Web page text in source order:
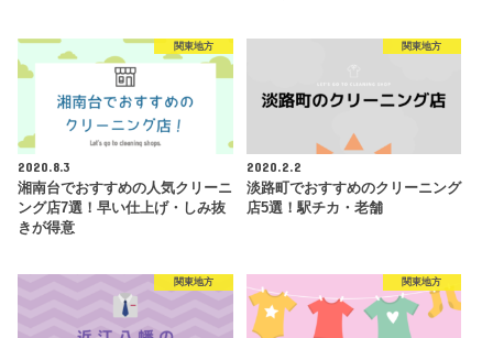
関東地方
2020.8.3
湘南台でおすすめの人気クリーニ
ング店7選！早い仕上げ・しみ抜
きが得意
関東地方
2020.2.2
淡路町でおすすめのクリーニング
店5選！駅チカ・老舗
関東地方 関東地方